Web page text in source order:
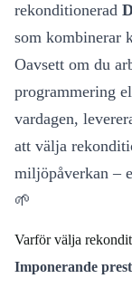
rekonditionerad
som kombinerar
Oavsett om du
programmering
vardagen,
att välja
miljöpåverkan –
🌱
Varför välja
Imponerande